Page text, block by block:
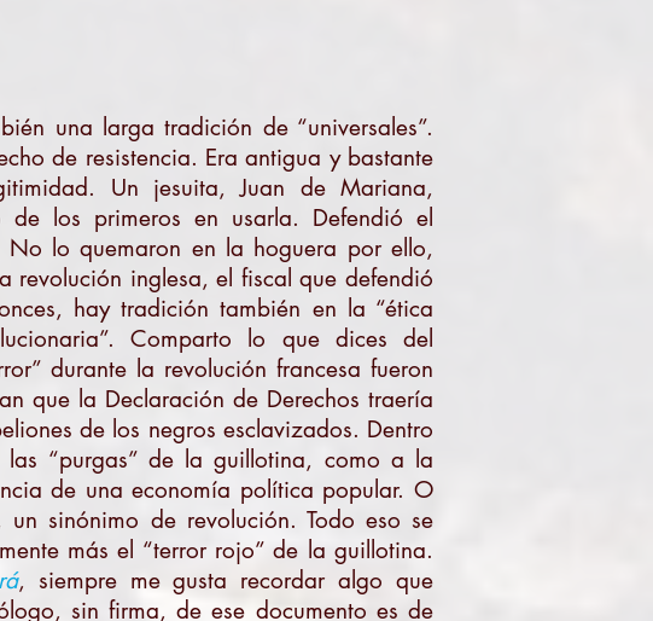
una larga tradición de “universales”.
de resistencia. Era antigua y bastante
Un jesuita, Juan de Mariana,
de los primeros en usarla. Defendió el
lo quemaron en la hoguera por ello,
revolución inglesa, el fiscal que defendió
hay tradición también en la “ética
Comparto lo que dices del
durante la revolución francesa fueron
que la Declaración de Derechos traería
de los negros esclavizados. Dentro
“purgas” de la guillotina, como a la
de una economía política popular. O
sinónimo de revolución. Todo eso se
más el “terror rojo” de la guillotina.
, siempre me gusta recordar algo que
sin firma, de ese documento es de